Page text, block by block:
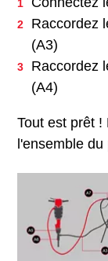
Raccordez
(A3)
Raccordez
(A4)
Tout est prêt
l'ensemble